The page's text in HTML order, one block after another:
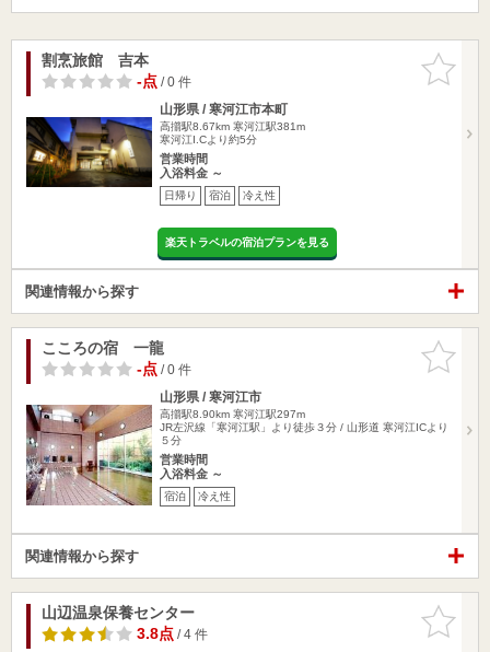
お気に入
りに追加
割烹旅館 吉本
-点/ 0 件
山形県 / 寒河江市本町
高擶駅8.67km 寒河江駅381m
寒河江I.Cより約5分
営業時間
入浴料金 ～
日帰り 宿泊 冷え性
楽天トラベルの宿泊プランを見る
関連情報から探す
お気に入
りに追加
こころの宿 一龍
-点/ 0 件
山形県 / 寒河江市
高擶駅8.90km 寒河江駅297m
JR左沢線「寒河江駅」より徒歩３分 / 山形道 寒河江ICより
５分
営業時間
入浴料金 ～
宿泊 冷え性
関連情報から探す
お気に入
りに追加
山辺温泉保養センター
3.8点/ 4 件